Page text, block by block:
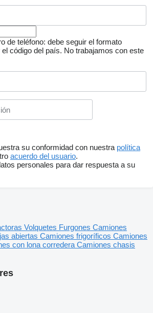
de teléfono: debe seguir el formato
código del país. No trabajamos con este
su conformidad con nuestra política
acuerdo del usuario.
personales para dar respuesta a su
Volquetes Furgones Camiones
abiertas Camiones frigoríficos Camiones
con lona corredera Camiones chasis